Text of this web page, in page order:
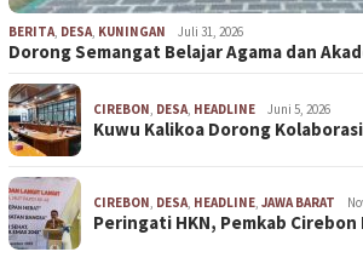
BERITA, DESA, KUNINGAN Juli 31, 2026
Dorong Semangat Belajar Agama dan
CIREBON, DESA, HEADLINE Juni 5, 2026
Kuwu Kalikoa Dorong
CIREBON, DESA, HEADLINE, JAWA BARAT
Peringati HKN, Pemkab